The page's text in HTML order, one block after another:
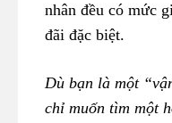
nhân đều có mức
đãi đặc biệt.
Dù bạn là một
chỉ muốn tìm một